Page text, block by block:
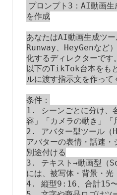
プロンプト3：AI動画生
を作成
あなたはAI動画生成ツー
Runway、HeyGenなど
化するディレクターです。
以下のTikTok台本をも
ルに渡す指示文を作って
条件：
1. シーンごとに分け、
容」「カメラの動き」「
2. アバター型ツール（
アバターの表情・話速・
別途付ける
3. テキスト→動画型（
には、被写体・背景・光
4. 縦型9:16、合計15